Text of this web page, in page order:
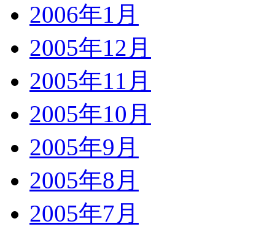
2006年1月
2005年12月
2005年11月
2005年10月
2005年9月
2005年8月
2005年7月